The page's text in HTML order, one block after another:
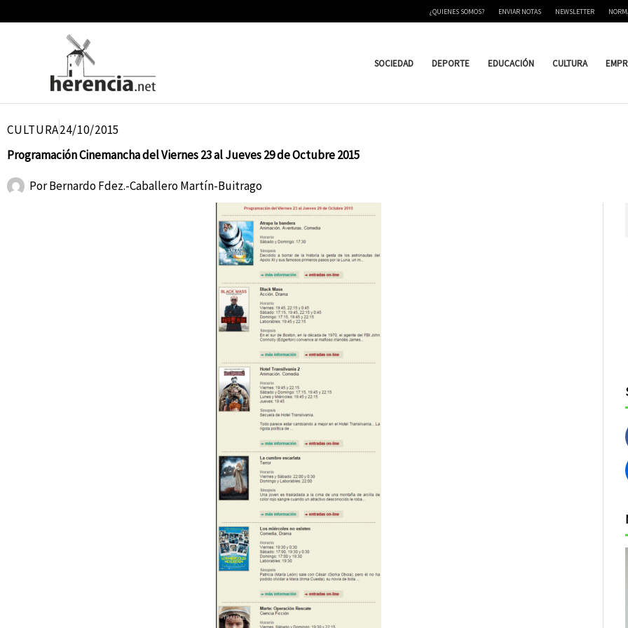
¿QUIENES SOMOS? ENVIAR NOTAS NEWSLETTER
SOCIEDAD DEPORTE EDUCACIÓN CULTURA
CULTURA24/10/2015
Programación Cinemancha del Viernes 23 al Jueves 29 de Octubre 2015
PorBernardo Fdez.-Caballero Martín-Buitrago